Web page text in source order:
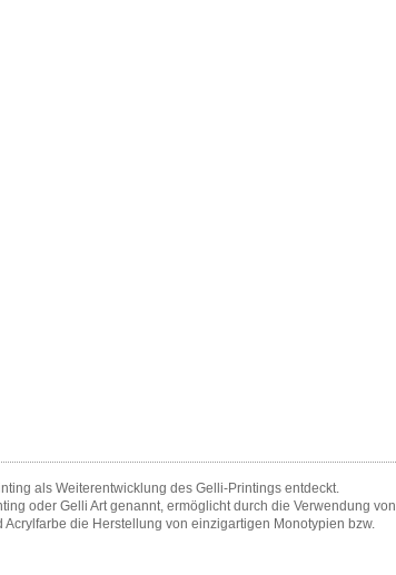
als Weiterentwicklung des Gelli-Printings entdeckt.
oder Gelli Art genannt, ermöglicht durch die Verwendung von
die Herstellung von einzigartigen Monotypien bzw.